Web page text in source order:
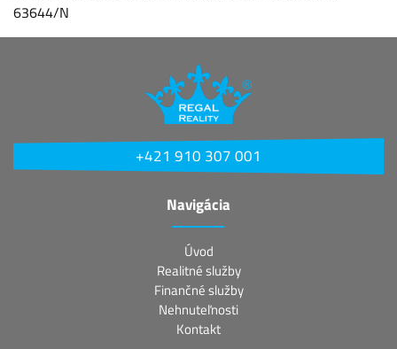
63644/N
+421 910 307 001
Navigácia
Úvod
Realitné služby
Finančné služby
Nehnuteľnosti
Kontakt